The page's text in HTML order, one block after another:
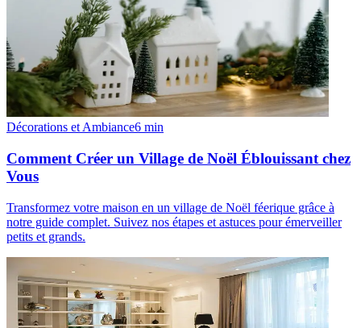
Décorations et Ambiance6 min
Comment Créer un Village de Noël Éblouissant chez
Vous
Transformez votre maison en un village de Noël féerique grâce à
notre guide complet. Suivez nos étapes et astuces pour émerveiller
petits et grands.